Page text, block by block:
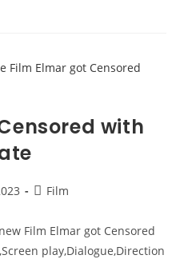
with
Film
Film Elmar got Censored
play,Dialogue,Direction